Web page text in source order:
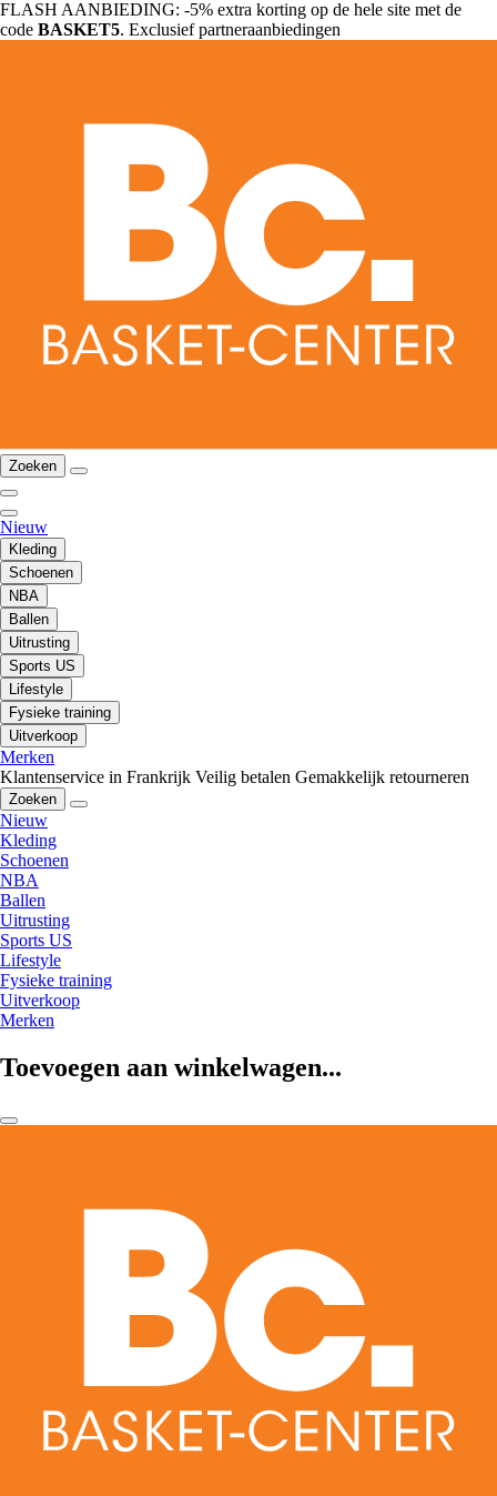
FLASH AANBIEDING: -5% extra korting op de hele site met de
code BASKET5. Exclusief partneraanbiedingen
Zoeken
Nieuw
Kleding
Schoenen
NBA
Ballen
Uitrusting
Sports US
Lifestyle
Fysieke training
Uitverkoop
Merken
Klantenservice in Frankrijk Veilig betalen Gemakkelijk retourneren
Zoeken
Nieuw
Kleding
Schoenen
NBA
Ballen
Uitrusting
Sports US
Lifestyle
Fysieke training
Uitverkoop
Merken
Toevoegen aan winkelwagen...